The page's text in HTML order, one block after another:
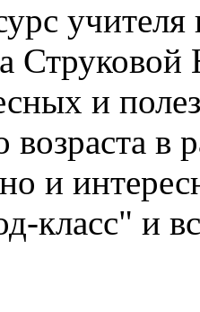
и
возраста в
и
класс" и